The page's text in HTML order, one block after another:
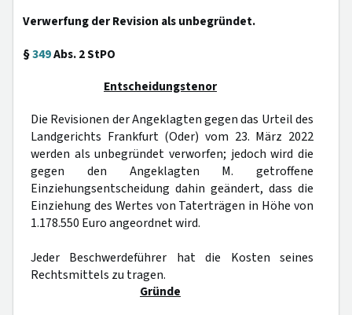
Verwerfung der Revision als unbegründet.
§349Abs. 2 StPO
Entscheidungstenor
Die Revisionen der Angeklagten gegen das Urteil des
Landgerichts Frankfurt (Oder) vom 23. März 2022
werden als unbegründet verworfen; jedoch wird die
gegen den Angeklagten M. getroffene
Einziehungsentscheidung dahin geändert, dass die
Einziehung des Wertes von Taterträgen in Höhe von
1.178.550 Euro angeordnet wird.
Jeder Beschwerdeführer hat die Kosten seines
Rechtsmittels zu tragen.
Gründe